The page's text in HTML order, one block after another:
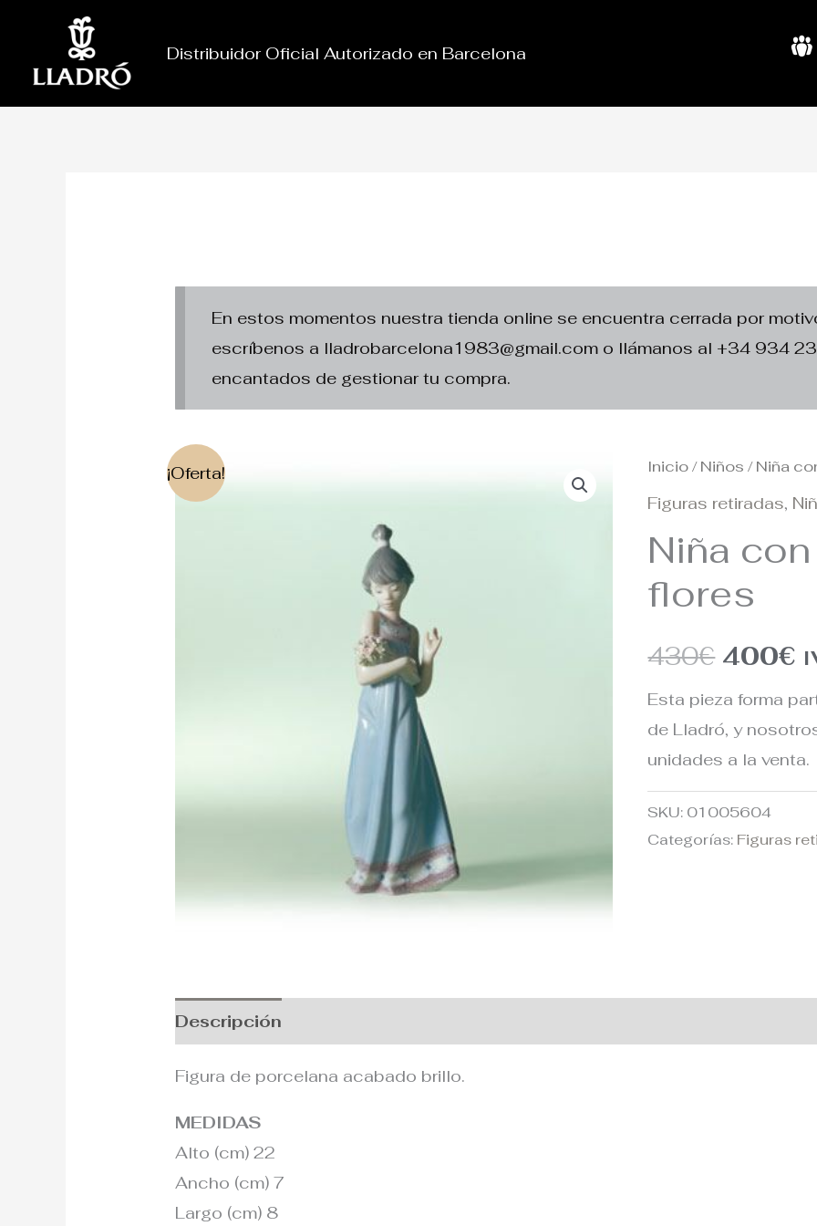
contenido
Distribuidor Oficial Autorizado en Barcelona S
e
En estos momentos nuestra tienda online se encuentra cerrada por
escríbenos a lladrobarcelona1983@gmail.com o llámanos al +34 934
encantados de gestionar tu compra.
¡Oferta! Inicio/Niños / Niña
Figuras retiradas,
Niña
flores
430€
El
precio
era:
430€.
400€
Esta pieza forma
de Lladró, y
unidades a la venta.
SKU: 01005604
Categorías: Figuras
Descripción
Figura de porcelana acabado brillo.
MEDIDAS
Alto (cm) 22
Ancho (cm) 7
Largo (cm) 8